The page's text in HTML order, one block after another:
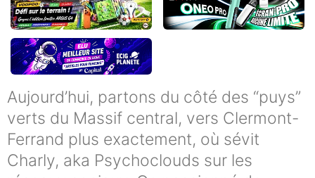
Aujourd’hui, partons du côté des “puys”
verts du Massif central, vers Clermont-
Ferrand plus exactement, où sévit
Charly, aka Psychoclouds sur les